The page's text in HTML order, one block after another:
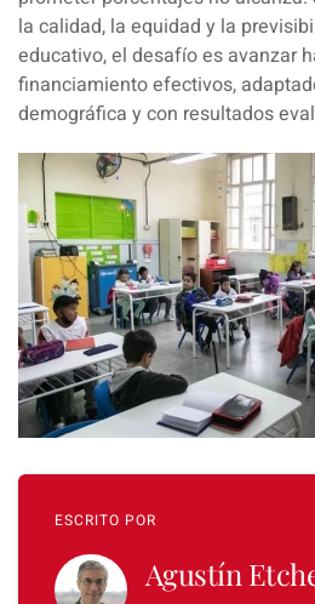
la calidad, la equidad y la
educativo, el desafío es avanzar
financiamiento efectivos,
demográfica y con resultados
ESCRITO POR
Agustín